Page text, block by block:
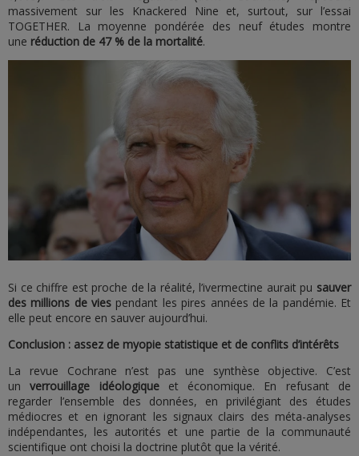
massivement sur les Knackered Nine et, surtout, sur l’essai
TOGETHER. La moyenne pondérée des neuf études montre
une réduction de 47 % de la mortalité.
Si ce chiffre est proche de la réalité, l’ivermectine aurait pu sauver
des millions de vies pendant les pires années de la pandémie. Et
elle peut encore en sauver aujourd’hui.
Conclusion : assez de myopie statistique et de conflits d’intérêts
La revue Cochrane n’est pas une synthèse objective. C’est
unverrouillage idéologiqueet économique. En refusant de
regarder l’ensemble des données, en privilégiant des études
médiocres et en ignorant les signaux clairs des méta-analyses
indépendantes, les autorités et une partie de la communauté
scientifique ont choisi la doctrine plutôt que la vérité.